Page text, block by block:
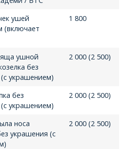
ушей
(включает
1 800
ушной
без
украшением)
2 000 (2 500)
без
украшением)
2 000 (2 500)
носа
украшения (с
2 000 (2 500)